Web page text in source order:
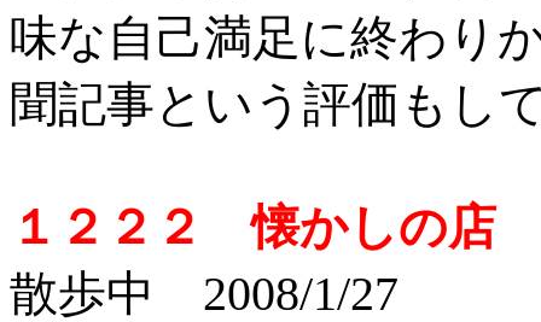
味な自己満足に終わり
聞記事という評価もし
１２２２ 懐かしの店
散歩中 2008/1/27